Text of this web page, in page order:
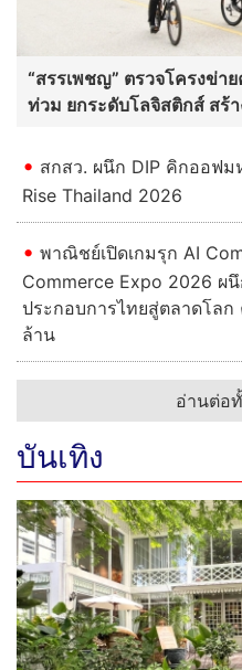
พาณิชย์เปิดเกมรุก AI
Commerce Expo 2026 ผ
ประกอบการไทยสู่ตลาดโลก
ล้าน
อ่านต่อ
บันเทิง
“นาตาชา” รวบตึงของดี 4
ชลิน
“สมู
ปรา